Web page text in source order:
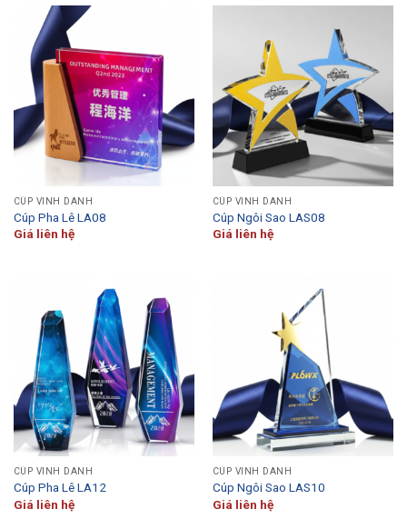
CÚP VINH DANH
Cúp Pha Lê LA08
Giá liên hệ
CÚP VINH DANH
Cúp Ngôi Sao LAS08
Giá liên hệ
CÚP VINH DANH
Cúp Pha Lê LA12
Giá liên hệ
CÚP VINH DANH
Cúp Ngôi Sao LAS10
Giá liên hệ